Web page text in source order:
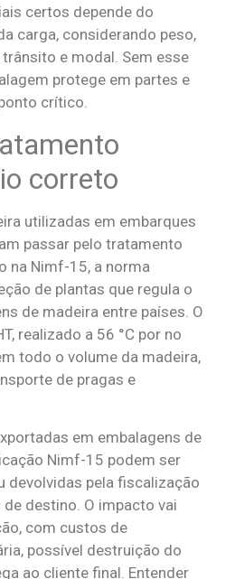
certos depende do
carga, considerando peso,
e modal. Sem esse
protege em partes e
crítico.
correto
utilizadas em embarques
passar pelo tratamento
na Nimf-15, a norma
de plantas que regula o
de madeira entre países. O
realizado a 56 °C por no
todo o volume da madeira,
de pragas e
em embalagens de
Nimf-15 podem ser
devolvidas pela fiscalização
destino. O impacto vai
com custos de
possível destruição do
ao cliente final. Entender